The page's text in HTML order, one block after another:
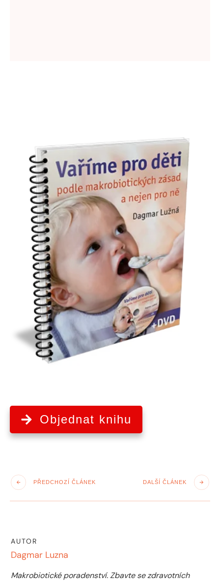
Objednat knihu
PŘEDCHOZÍ ČLÁNEK DALŠÍ ČLÁNEK
AUTOR
Dagmar Luzna
Makrobiotické poradenství. Zbavte se zdravotních